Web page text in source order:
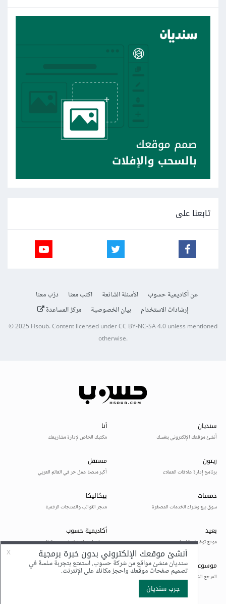
تابعنا على
عن أكاديمية حسوب الأسئلة الشائعة اكتب معنا
درّب معنا
إرشادات الاستخدام
بيان الخصوصية مركز المساعدة
© 2025Hsoub.Content licensed underCC BY-NC-SA 4.0unless mentioned
otherwise.